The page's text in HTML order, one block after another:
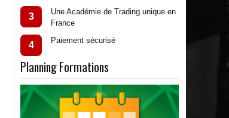
3
Une Académie de Trading unique en
France
4 Paiement sécurisé
Planning Formations